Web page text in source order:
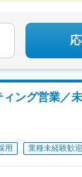
、メンバー3名(40
ており、ただコン
サプライチェーン
月10～30h程度、
業務
ング営業／
用 業種未経験歓迎